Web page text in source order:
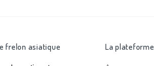
La plateforme
frelon asiatique